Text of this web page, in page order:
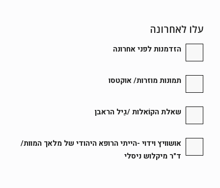
עלו לאחרונה
הזדמנות לפני אחרונה
תמונות מוזרות/ אוקטסו
שאלת הקוֹאלות /גַיל הראבן
אושוויץ וידוי -הייתי הרופא היהודי של מלאך המוות/
ד"ר מיקלוש ניסלי